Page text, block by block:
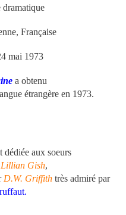
dramatique
Française
mai 1973
a obtenu
étrangère en 1973.
dédiée aux soeurs
Lillian Gish,
D.W. Griffith très admiré par